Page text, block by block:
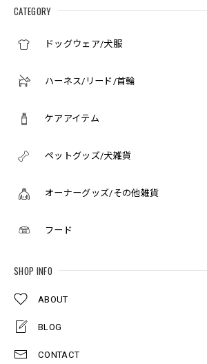
CATEGORY
ドッグウェア/犬服
ハーネス/リード/首輪
ケアアイテム
ペットグッズ/犬雑貨
オーナーグッズ/その他雑貨
フード
SHOP INFO
ABOUT
BLOG
CONTACT